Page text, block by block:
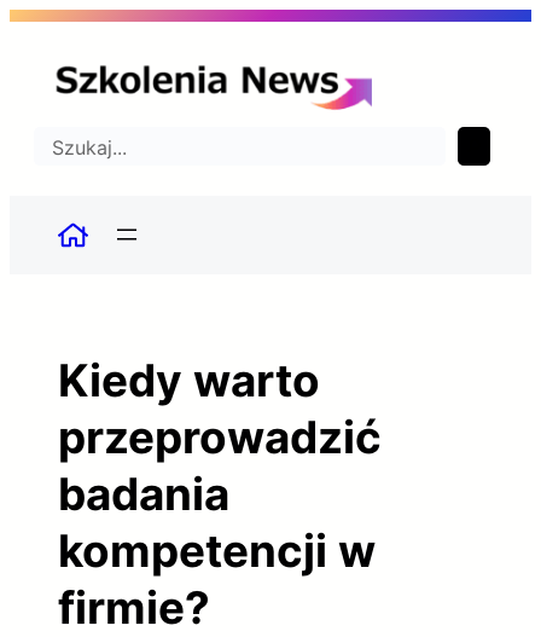
Przejdź
Szukaj
Kiedy warto
przeprowadzić
badania
kompetencji w
firmie?